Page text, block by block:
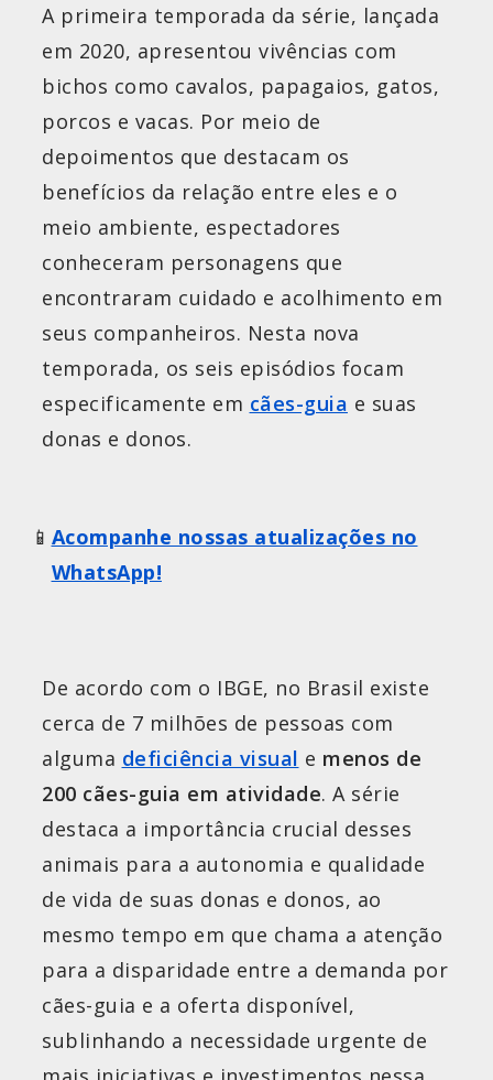
A primeira temporada da série, lançada
em 2020, apresentou vivências com
bichos como cavalos, papagaios, gatos,
porcos e vacas. Por meio de
depoimentos que destacam os
benefícios da relação entre eles e o
meio ambiente, espectadores
conheceram personagens que
encontraram cuidado e acolhimento em
seus companheiros. Nesta nova
temporada, os seis episódios focam
especificamente em cães-guia e suas
donas e donos.
📱 Acompanhe nossas atualizações no
WhatsApp!
De acordo com o IBGE, no Brasil existe
cerca de 7 milhões de pessoas com
alguma deficiência visual e menos de
200 cães-guia em atividade. A série
destaca a importância crucial desses
animais para a autonomia e qualidade
de vida de suas donas e donos, ao
mesmo tempo em que chama a atenção
para a disparidade entre a demanda por
cães-guia e a oferta disponível,
sublinhando a necessidade urgente de